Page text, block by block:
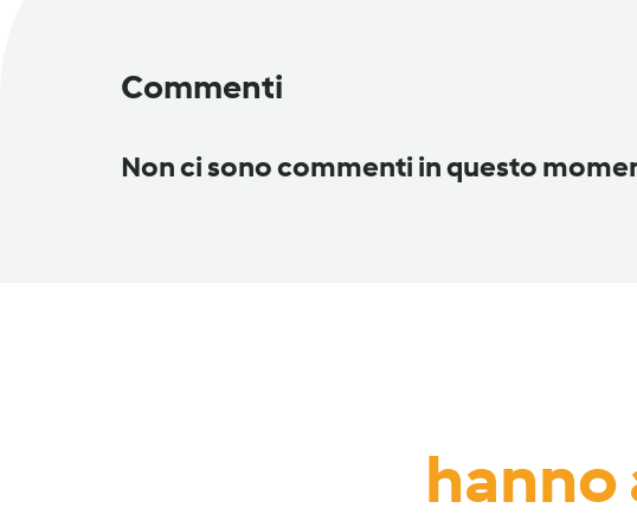
Commenti
Non ci sono commenti in questo
hanno